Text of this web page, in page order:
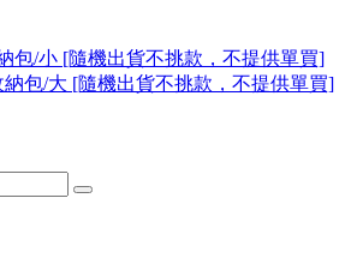
包/小 [隨機出貨不挑款，不提供單買]
納包/大 [隨機出貨不挑款，不提供單買]